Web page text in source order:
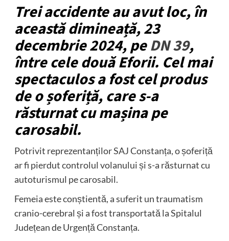
Trei accidente au avut loc, în
această dimineață, 23
decembrie 2024, peDN 39,
între cele două Eforii. Cel mai
spectaculos a fost cel produs
de o șoferiță, care s-a
răsturnat cu mașina pe
carosabil.
Potrivit reprezentanților SAJ Constanța, o șoferiță
ar fi pierdut controlul volanului și s-a răsturnat cu
autoturismul pe carosabil.
Femeia este conștientă, a suferit un traumatism
cranio-cerebral și a fost transportată la Spitalul
Județean de Urgență Constanța.